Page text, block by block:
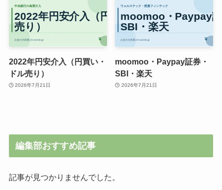
2022年円安介入（円買い・
ドル売り）
2026年7月21日
moomoo・Paypay証券・
SBI・楽天
2026年7月21日
編集部おすすめ記事
記事が見つかりませんでした。